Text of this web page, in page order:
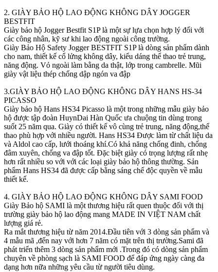
2. GIÀY BẢO HỘ LAO ĐỘNG KHÔNG DÂY JOGGER
BESTFIT
Giày bảo hộ Jogger Bestfit S1P là một sự lựa chọn hợp lý đối với
các công nhân, kỹ sư khi lao động ngoài công trường.
Giày Bảo Hộ Safety Jogger BESTFIT S1P là dòng sản phẩm dành
cho nam, thiết kế cổ lửng không dây, kiểu dáng thể thao trẻ trung,
năng động. Vỏ ngoài làm bằng da thật, lớp trong cambrelle. Mũi
giày vật liệu thép chống dập ngón va đập
3.GIÀY BẢO HỘ LAO ĐỘNG KHÔNG DÂY HANS HS-34
PICASSO
Giày bảo hộ Hans HS34 Picasso là một trong những mẫu giày bảo
hộ được tập đoàn HuynDai Hàn Quốc ưa chuộng tin dùng trong
suốt 25 năm qua. Giày có thiết kế vô cùng trẻ trung, năng động,thể
thao phù hợp với nhiều người. Hans HS34 Được làm từ chất liệu da
và Aldol cao cấp, lưới thoáng khí.Có khả năng chống đinh, chống
đâm xuyên, chống va đập tốt. Đặc biệt giày có trọng lượng rất nhẹ
hơn rất nhiều so với với các loại giày bảo hộ thông thường. Sản
phẩm Hans HS34 đã được cấp bằng sáng chế độc quyền về mẫu
thiết kế.
4. GIÀY BẢO HỘ LAO ĐỘNG KHÔNG DÂY SAMI FOOD
Giày Bảo hộ SAMI là một thương hiệu rất quen thuộc đối với thị
trường giày bảo hộ lao động mang MADE IN VIỆT NAM chất
lượng giá rẻ.
Ra mắt thương hiệu từ năm 2014.Đầu tiên với 3 dòng sản phẩm và
4 mẫu mã ,đến nay với hơn 7 năm có mặt trên thị trường.Sami đã
phát triển thêm 3 dòng sản phẩm mới .Trong đó có dòng sản phẩm
chuyên về phòng sạch là SAMI FOOD để đáp ứng ngày càng đa
dạng hơn nữa những yêu cầu từ người tiêu dùng.